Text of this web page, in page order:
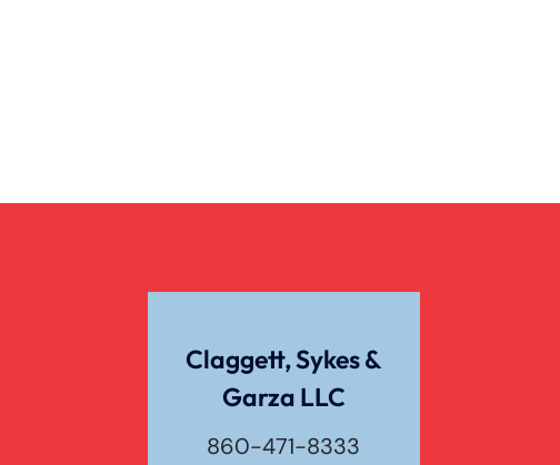
Claggett, Sykes &
Garza LLC
860-471-8333